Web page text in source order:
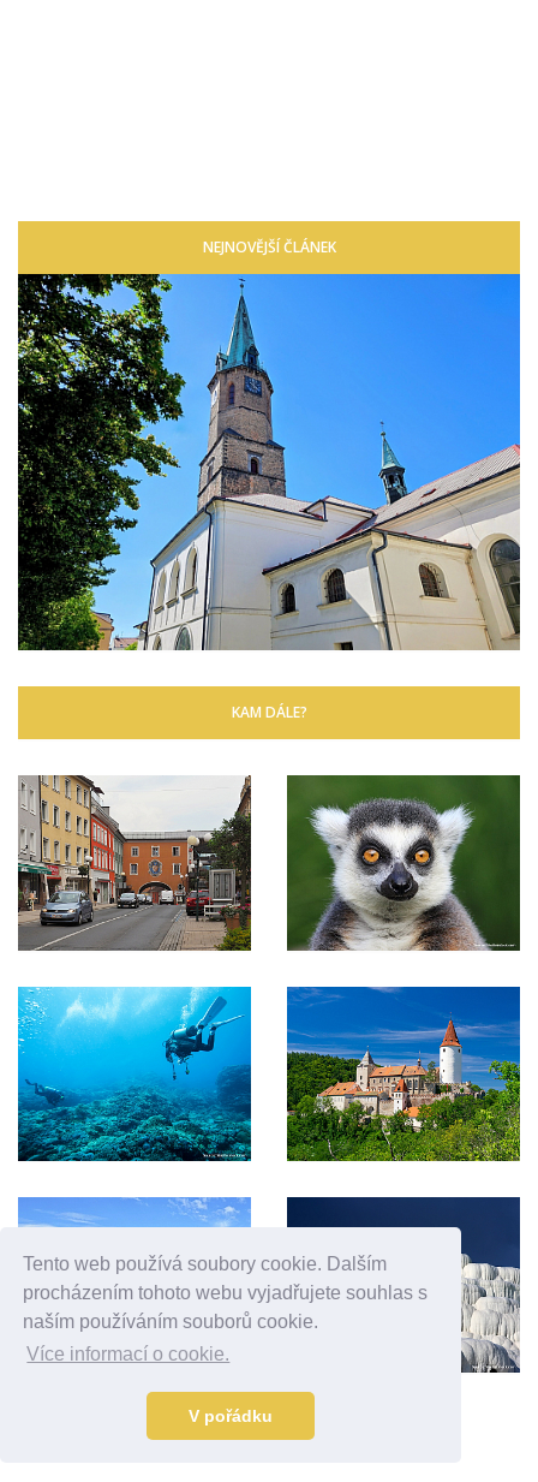
Tento web používá soubory cookie. Dalším
procházením tohoto webu vyjadřujete souhlas s
naším používáním souborů cookie.
Více informací o cookie.
V pořádku
NEJNOVĚJŠÍ ČLÁNEK
KAM DÁLE?